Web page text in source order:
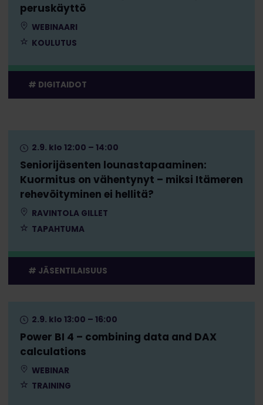
peruskäyttö
WEBINAARI
KOULUTUS
DIGITAIDOT
Seniorijäsenten lounastapaaminen:
Kuormitus on vähentynyt – miksi Itämeren
rehevöityminen ei hellitä?
2.9. klo 12:00 – 14:00
RAVINTOLA GILLET
TAPAHTUMA
JÄSENTILAISUUS
Power BI 4 – combining data and DAX
calculations
2.9. klo 13:00 – 16:00
WEBINAR
TRAINING